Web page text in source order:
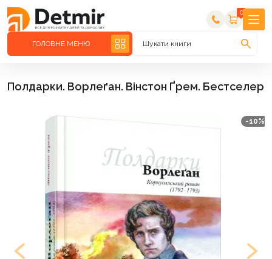
0
ГОЛОВНЕ МЕНЮ Шукати книги
Полдарки. Ворлеґан. Вінстон Ґрем. Бестселер
-10%